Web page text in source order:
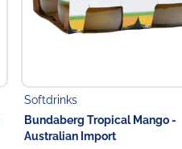
Softdrinks
Bundaberg Tropical Mango -
Australian Import